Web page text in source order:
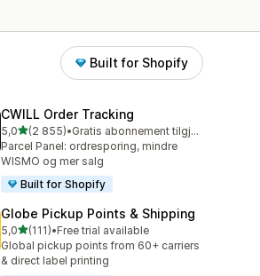
Built for Shopify
CWILL Order Tracking
5,0av 5 stjerner
(2 855)
Totalt 2855 omtaler
•
Gratis abonnement tilgjengelig
Parcel Panel: ordresporing, mindre
WISMO og mer salg
Built for Shopify
Globe Pickup Points & Shipping
5,0av 5 stjerner
(111)
Totalt 111 omtaler
•Free trial available
Global pickup points from 60+ carriers
& direct label printing